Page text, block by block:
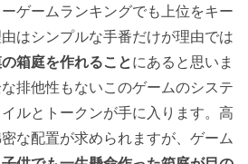
ゲームランキングでも上位をキー
はシンプルな手番だけが理由では
箱庭を作れることにあると思いま
排他性もないこのゲームのシステ
ルとトークンが手に入ります。高
な配置が求められますが、ゲーム